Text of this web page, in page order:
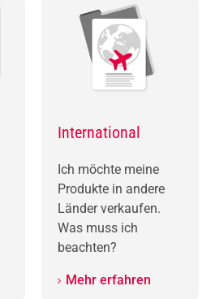
International
Ich möchte meine
Produkte in andere
Länder verkaufen.
Was muss ich
beachten?
Mehr erfahren